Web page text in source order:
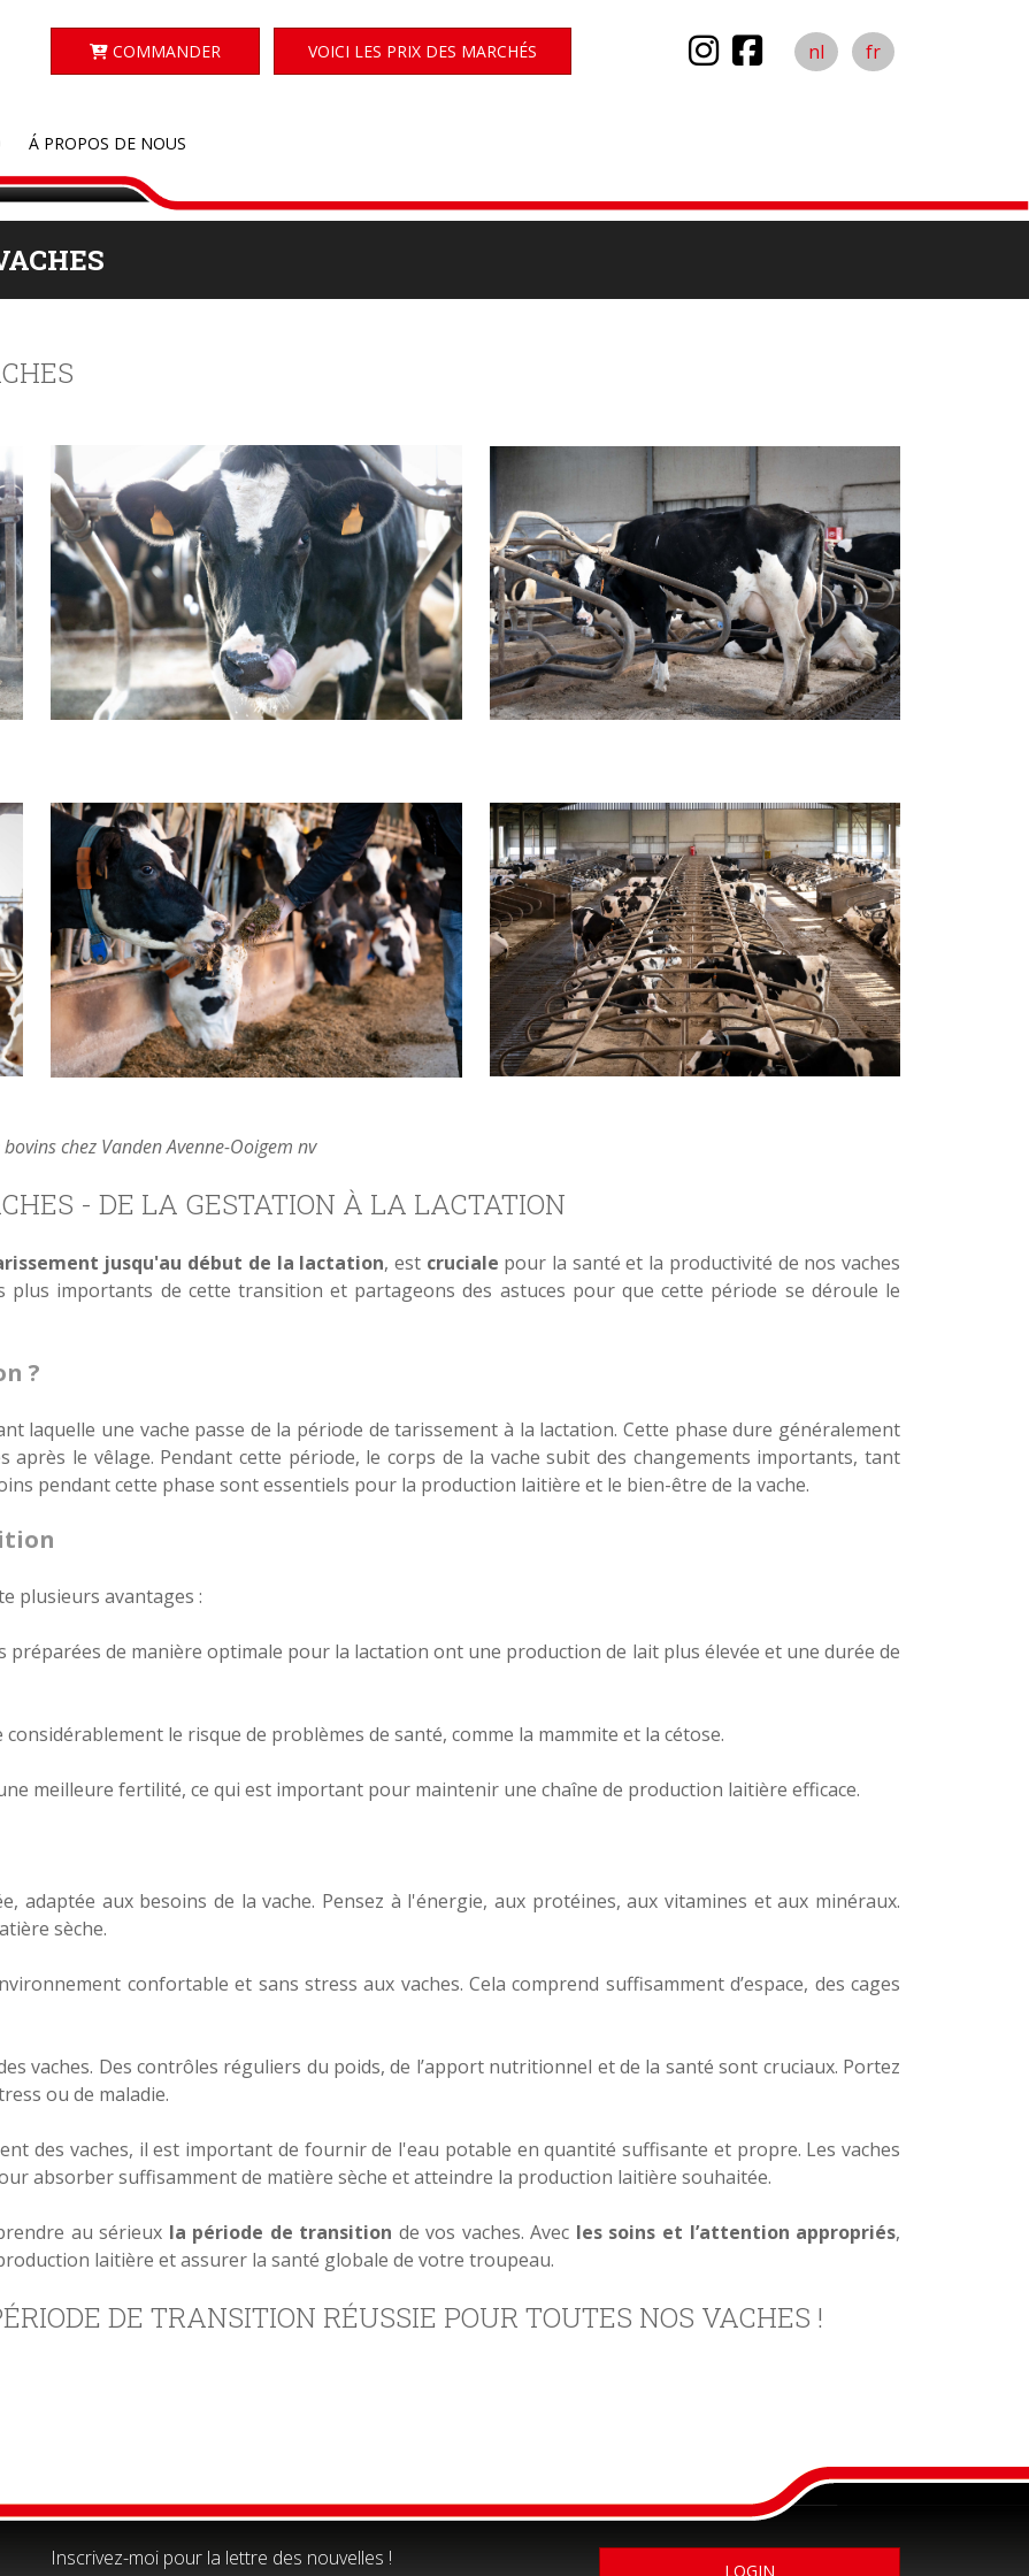
COMMANDER VOICI LES PRIX DES MARCHÉS nl fr
Á PROPOS DE NOUS
chez Vanden Avenne-Ooigem nv
- DE LA GESTATION À LA LACTATION
jusqu'au début de la lactation, est cruciale pour la santé et la productivité de nos vaches
plus importants de cette transition et partageons des astuces pour que cette période se déroule le
?
laquelle une vache passe de la période de tarissement à la lactation. Cette phase dure généralement
après le vêlage. Pendant cette période, le corps de la vache subit des changements importants, tant
pendant cette phase sont essentiels pour la production laitière et le bien-être de la vache.
plusieurs avantages :
préparées de manière optimale pour la lactation ont une production de lait plus élevée et une durée de
le risque de problèmes de santé, comme la mammite et la cétose.
meilleure fertilité, ce qui est important pour maintenir une chaîne de production laitière efficace.
adaptée aux besoins de la vache. Pensez à l'énergie, aux protéines, aux vitamines et aux minéraux.
sèche.
confortable et sans stress aux vaches. Cela comprend suffisamment d’espace, des cages
vaches. Des contrôles réguliers du poids, de l’apport nutritionnel et de la santé sont cruciaux. Portez
ou de maladie.
des vaches, il est important de fournir de l'eau potable en quantité suffisante et propre. Les vaches
absorber suffisamment de matière sèche et atteindre la production laitière souhaitée.
au sérieux la période de transition de vos vaches. Avec les soins et l’attention appropriés,
laitière et assurer la santé globale de votre troupeau.
DE TRANSITION RÉUSSIE POUR TOUTES NOS VACHES !
Inscrivez-moi pour la lettre des nouvelles !
LOGIN